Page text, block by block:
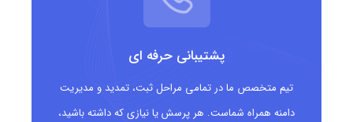
سازمان‌های غیرانتفاعی و خیریه‌های اتریش
پشتیبانی حرفه ای
تیم متخصص ما در تمامی مراحل ثبت، تمدید و مدیریت
دامنه همراه شماست. هر پرسش یا نیازی که داشته باشید،